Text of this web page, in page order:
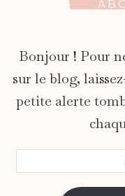
Bonjour ! Pour
sur le blog,
petite alerte